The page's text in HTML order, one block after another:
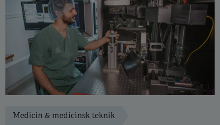
Medicin & medicinsk teknik